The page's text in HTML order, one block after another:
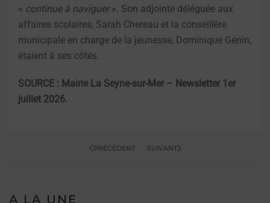
« continue à naviguer». Son adjointe déléguée aux
affaires scolaires, Sarah Chereau et la conseillère
municipale en charge de la jeunesse, Dominique Génin,
étaient à ses côtés.
SOURCE : Mairie La Seyne-sur-Mer – Newsletter 1er
juillet 2026.
PRÉCÉDENT SUIVANT
A LA UNE